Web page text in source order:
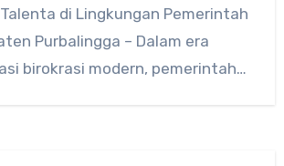
di Lingkungan Pemerintah
Purbalingga – Dalam era
birokrasi modern, pemerintah